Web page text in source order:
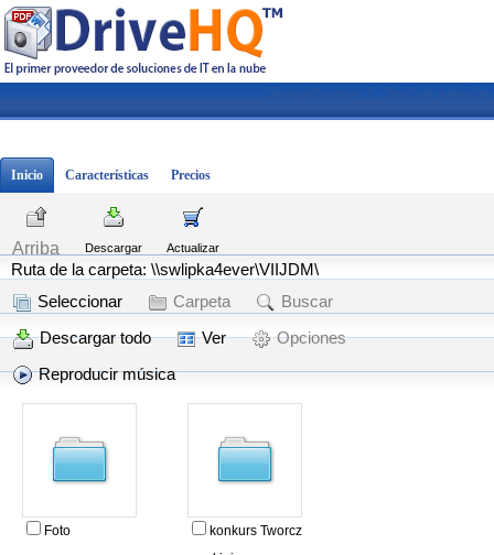
Registrarse Iniciar sesión
Inicio Características Precios
Arriba Descargar Actualizar
Ruta de la carpeta: \\swlipka4ever\VIIJDM\
Seleccionar
Carpeta
Buscar
Descargar todo
Ver
Opciones
Reproducir música
Foto
konkurs Tworcz